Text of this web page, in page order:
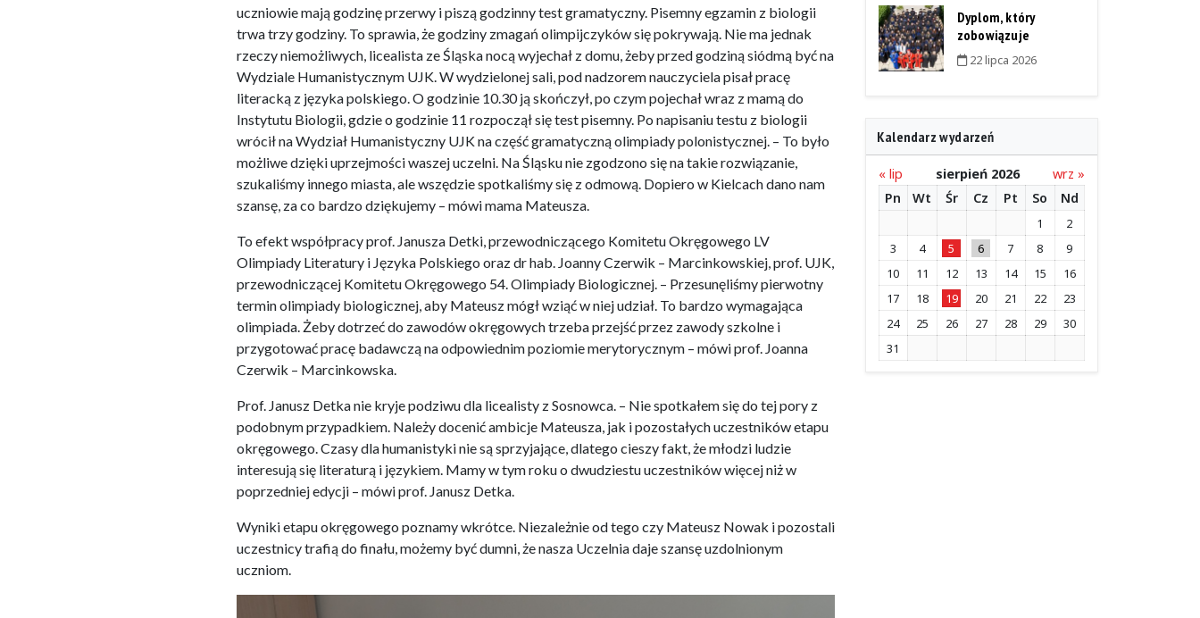
uczniowie mają godzinę przerwy i piszą godzinny test gramatyczny. Pisemny egzamin z biologii
trwa trzy godziny. To sprawia, że godziny zmagań olimpijczyków się pokrywają. Nie ma jednak
rzeczy niemożliwych, licealista ze Śląska nocą wyjechał z domu, żeby przed godziną siódmą być na
Wydziale Humanistycznym UJK. W wydzielonej sali, pod nadzorem nauczyciela pisał pracę
literacką z języka polskiego. O godzinie 10.30 ją skończył, po czym pojechał wraz z mamą do
Instytutu Biologii, gdzie o godzinie 11 rozpoczął się test pisemny. Po napisaniu testu z biologii
wrócił na Wydział Humanistyczny UJK na część gramatyczną olimpiady polonistycznej. – To było
możliwe dzięki uprzejmości waszej uczelni. Na Śląsku nie zgodzono się na takie rozwiązanie,
szukaliśmy innego miasta, ale wszędzie spotkaliśmy się z odmową. Dopiero w Kielcach dano nam
szansę, za co bardzo dziękujemy – mówi mama Mateusza.
To efekt współpracy prof. Janusza Detki, przewodniczącego Komitetu Okręgowego LV
Olimpiady Literatury i Języka Polskiego oraz dr hab. Joanny Czerwik – Marcinkowskiej, prof. UJK,
przewodniczącej Komitetu Okręgowego 54. Olimpiady Biologicznej. – Przesunęliśmy pierwotny
termin olimpiady biologicznej, aby Mateusz mógł wziąć w niej udział. To bardzo wymagająca
olimpiada. Żeby dotrzeć do zawodów okręgowych trzeba przejść przez zawody szkolne i
przygotować pracę badawczą na odpowiednim poziomie merytorycznym – mówi prof. Joanna
Czerwik – Marcinkowska.
Prof. Janusz Detka nie kryje podziwu dla licealisty z Sosnowca. – Nie spotkałem się do tej pory z
podobnym przypadkiem. Należy docenić ambicje Mateusza, jak i pozostałych uczestników etapu
okręgowego. Czasy dla humanistyki nie są sprzyjające, dlatego cieszy fakt, że młodzi ludzie
interesują się literaturą i językiem. Mamy w tym roku o dwudziestu uczestników więcej niż w
poprzedniej edycji – mówi prof. Janusz Detka.
Wyniki etapu okręgowego poznamy wkrótce. Niezależnie od tego czy Mateusz Nowak i pozostali
uczestnicy trafią do finału, możemy być dumni, że nasza Uczelnia daje szansę uzdolnionym
uczniom.
Dyplom, który
zobowiązuje
22 lipca 2026
Kalendarz wydarzeń
« lip sierpień 2026
wrz »
Pn
Wt Śr Cz Pt So Nd
1
2
3
4 5 6 7 8
9
10
11 12 13 14 15
16
17
18 19 20 21 22
23
24
25 26 27 28 29
30
31